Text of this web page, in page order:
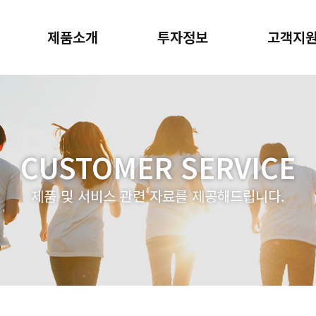
제품소개 투자정보 고객지
CUSTOMER SERVICE
제품 및 서비스 관련 자료를 제공해드립니다.